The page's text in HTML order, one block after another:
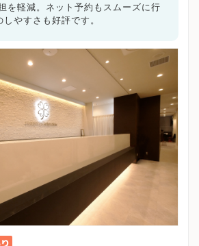
を軽減。ネット予約もスムーズに行
やすさも好評です。